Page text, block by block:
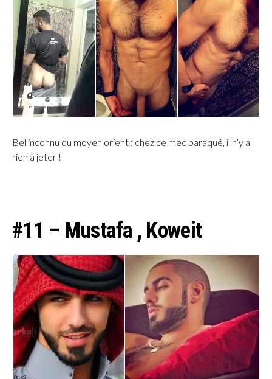
Bel inconnu du moyen orient : chez ce mec baraqué, il n’y a
rien à jeter !
#11 – Mustafa , Koweit